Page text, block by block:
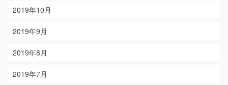
2019年10月
2019年9月
2019年8月
2019年7月